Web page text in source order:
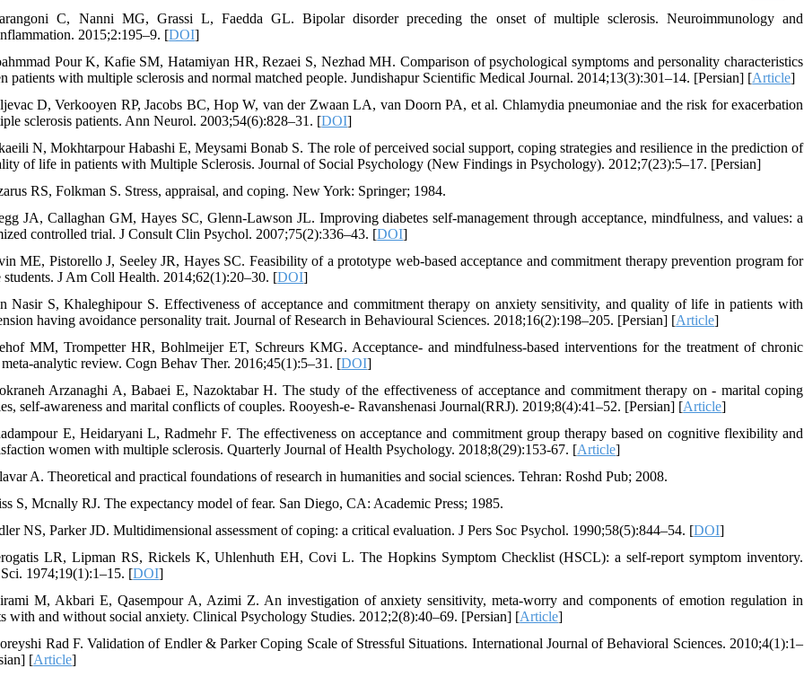
C, Nanni MG, Grassi L, Faedda GL. Bipolar disorder preceding the onset of multiple sclerosis. Neuroimmunology and
2015;2:195–9. [DOI]
Pour K, Kafie SM, Hatamiyan HR, Rezaei S, Nezhad MH. Comparison of psychological symptoms and personality characteristics
patients with multiple sclerosis and normal matched people. Jundishapur Scientific Medical Journal. 2014;13(3):301–14. [Persian] [Article]
D, Verkooyen RP, Jacobs BC, Hop W, van der Zwaan LA, van Doorn PA, et al. Chlamydia pneumoniae and the risk for exacerbation
sclerosis patients. Ann Neurol. 2003;54(6):828–31. [DOI]
N, Mokhtarpour Habashi E, Meysami Bonab S. The role of perceived social support, coping strategies and resilience in the prediction of
of life in patients with Multiple Sclerosis. Journal of Social Psychology (New Findings in Psychology). 2012;7(23):5–17. [Persian]
RS, Folkman S. Stress, appraisal, and coping. New York: Springer; 1984.
JA, Callaghan GM, Hayes SC, Glenn-Lawson JL. Improving diabetes self-management through acceptance, mindfulness, and values: a
controlled trial. J Consult Clin Psychol. 2007;75(2):336–43. [DOI]
ME, Pistorello J, Seeley JR, Hayes SC. Feasibility of a prototype web-based acceptance and commitment therapy prevention program for
students. J Am Coll Health. 2014;62(1):20–30. [DOI]
Nasir S, Khaleghipour S. Effectiveness of acceptance and commitment therapy on anxiety sensitivity, and quality of life in patients with
having avoidance personality trait. Journal of Research in Behavioural Sciences. 2018;16(2):198–205. [Persian] [Article]
MM, Trompetter HR, Bohlmeijer ET, Schreurs KMG. Acceptance- and mindfulness-based interventions for the treatment of chronic
analytic review. Cogn Behav Ther. 2016;45(1):5–31. [DOI]
Arzanaghi A, Babaei E, Nazoktabar H. The study of the effectiveness of acceptance and commitment therapy on - marital coping
self-awareness and marital conflicts of couples. Rooyesh-e- Ravanshenasi Journal(RRJ). 2019;8(4):41–52. [Persian] [Article]
E, Heidaryani L, Radmehr F. The effectiveness on acceptance and commitment group therapy based on cognitive flexibility and
women with multiple sclerosis. Quarterly Journal of Health Psychology. 2018;8(29):153-67. [Article]
A. Theoretical and practical foundations of research in humanities and social sciences. Tehran: Roshd Pub; 2008.
S, Mcnally RJ. The expectancy model of fear. San Diego, CA: Academic Press; 1985.
NS, Parker JD. Multidimensional assessment of coping: a critical evaluation. J Pers Soc Psychol. 1990;58(5):844–54. [DOI]
LR, Lipman RS, Rickels K, Uhlenhuth EH, Covi L. The Hopkins Symptom Checklist (HSCL): a self-report symptom inventory.
1974;19(1):1–15. [DOI]
M, Akbari E, Qasempour A, Azimi Z. An investigation of anxiety sensitivity, meta-worry and components of emotion regulation in
with and without social anxiety. Clinical Psychology Studies. 2012;2(8):40–69. [Persian] [Article]
Rad F. Validation of Endler & Parker Coping Scale of Stressful Situations. International Journal of Behavioral Sciences. 2010;4(1):1–
[Article]